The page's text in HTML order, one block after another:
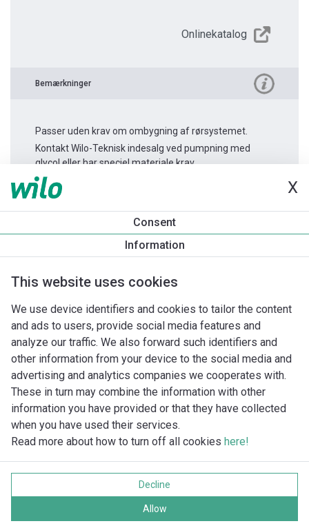
X
Consent
Information
This website uses cookies
We use device identifiers and cookies to tailor the content
and ads to users, provide social media features and
analyze our traffic. We also forward such identifiers and
other information from your device to the social media and
advertising and analytics companies we cooperates with.
These in turn may combine the information with other
information you have provided or that they have collected
when you have used their services.
Read more about how to turn off all cookies here!
Decline
Allow
Onlinekatalog
Bemærkninger
Passer uden krav om ombygning af rørsystemet.
Kontakt Wilo-Teknisk indesalg ved pumpning med
glycol eller har speciel materiale krav.
Produktinformation
Yonos GIGA2.0-I 80/140-15/2
Databeskyttelse